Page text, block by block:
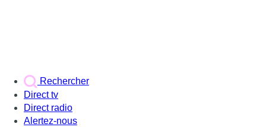
Rechercher
Direct tv
Direct radio
Alertez-nous